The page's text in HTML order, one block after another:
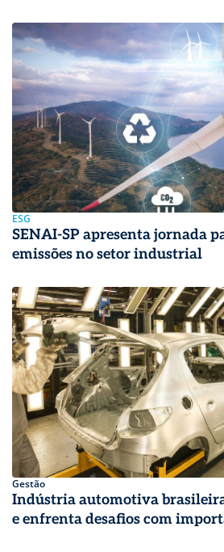
ESG
SENAI-SP apresenta jornada
emissões no setor industrial
Gestão
Indústria automotiva
e enfrenta desafios com